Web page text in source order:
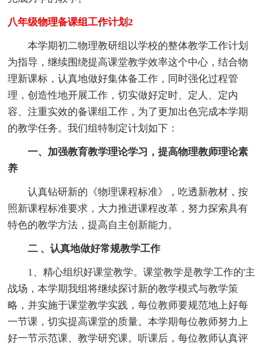
八年级物理备课组工作计划2
本学期初二物理教研组以学校的整体教学工作计划
为指导，继续围绕提高课堂教学效率这个中心，结合物
理新课标，认真地做好集体备工作，同时强化过程管
理，创造性地开展工作，切实做好定时、定人、定内
容、注重实效的备课组工作，为了更加出色完成本学期
的教学任务。我们组特制定计划如下：
一、加强教育教学理论学习，提高物理教师理论素
养
认真钻研新的《物理课程标准》，吃透新教材，按
照新课程标准要求，大力推进课程改革，努力探索具有
特色的教学方法，提高自主创新能力。
二 、认真地做好常规教学工作
1、精心组织好课堂教学。课堂教学是教学工作的'主
战场，本学期我组将继续探讨新的教学模式与教学策
略，并实施于课堂教学实践，每位教师要规范地上好每
一节课，切实提高课堂的质量。本学期每位教师努力上
好一节示范课、教学研究课。听课后，每位教师认真评